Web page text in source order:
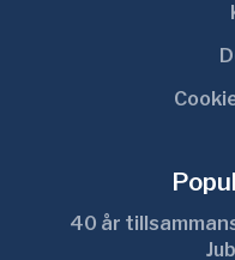
40 år